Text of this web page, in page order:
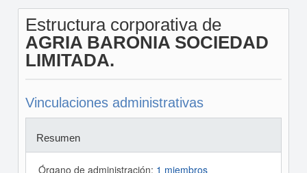
Estructura corporativa de
AGRIA BARONIA SOCIEDAD
LIMITADA.
Vinculaciones administrativas
Resumen
Órgano de administración: 1 miembros